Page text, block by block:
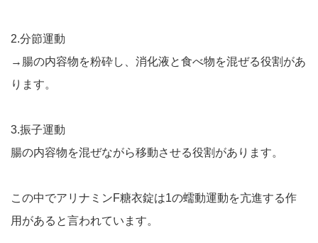
2.分節運動
→腸の内容物を粉砕し、消化液と食べ物を混ぜる役割があ
ります。
3.振子運動
腸の内容物を混ぜながら移動させる役割があります。
この中でアリナミンF糖衣錠は1の蠕動運動を亢進する作
用があると言われています。